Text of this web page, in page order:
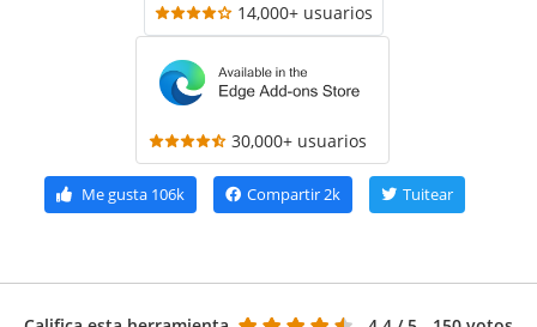
14,000+ usuarios
30,000+ usuarios
Me gusta106k Compartir2k Tuitear